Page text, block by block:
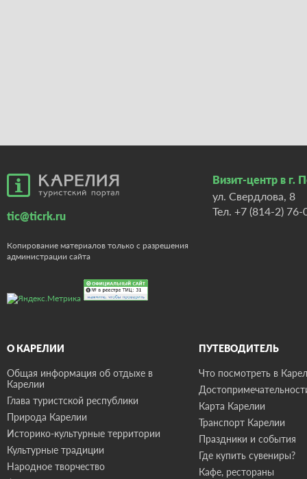
tic@ticrk.ru
Копирование материалов только с разрешения
администрации сайта
Визит-центр в г.
ул. Свердлова, 8
Тел. +7 (814-2) 76-
О КАРЕЛИИ
Общая информация об отдыхе в
Карелии
Глава туристской республики
Природа Карелии
Историко-культурные территории
Культурные традиции
Народное творчество
ПУТЕВОДИТЕЛЬ
Что посмотреть в
Карта Карелии
Транспорт Карелии
Праздники и события
Где купить сувениры?
Кафе, рестораны